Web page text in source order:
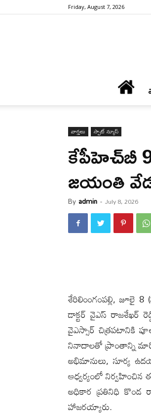
Friday, August 7, 2026
వార్త‌లు స్పాట్ న్యూస్
కేపీహెచ్‌బీ
జయంతి
By admin - July 8, 2026
శేరిలింంగంప‌ల్లి, జూలై
డాక్టర్ వైఎస్ రాజశేఖర్
వైఎస్సార్ చిత్రపటానికి
నినాదాలతో ప్రాంతాన్ని
అభిమానులు, సూర్య
ఆధ్వర్యంలో నిర్వహించిన
అధికార ప్రతినిధి కొండ
హాజరయ్యారు.